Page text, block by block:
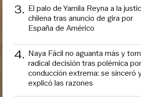
3. El palo de Yamila Reyna a la
chilena tras anuncio de gira por
España de Américo
4. Naya Fácil no aguanta más y
radical decisión tras polémica por
conducción extrema: se sinceró
explicó las razones